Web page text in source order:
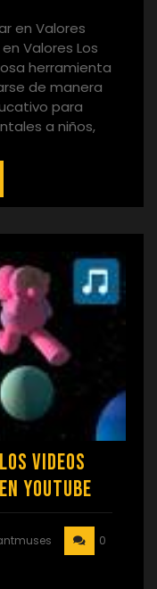
en Valores
Valores Los
herramienta
de manera
para
a niños,
Videos
YouTube
0